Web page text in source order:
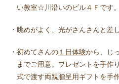
い教室☆川沿いのビル４Ｆです。
・ 眺めがよく、光がさんさんと差
・ 初めてさんの１日体験から、じ
までご用意。プレゼントを手作
式で渡す両親贈呈用ギフトを手